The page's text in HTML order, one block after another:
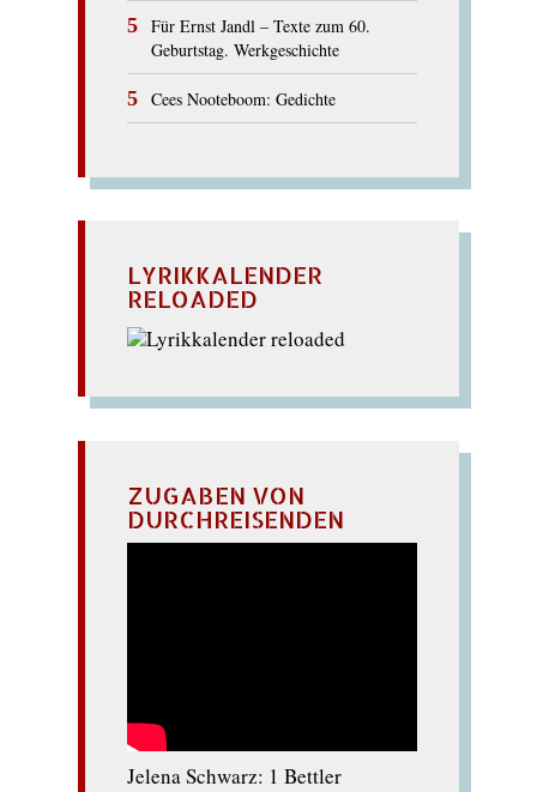
Für Ernst Jandl – Texte zum 60.
Geburtstag. Werkgeschichte
Cees Nooteboom: Gedichte
LYRIKKALENDER
RELOADED
ZUGABEN VON
DURCHREISENDEN
Jelena Schwarz: 1 Bettler